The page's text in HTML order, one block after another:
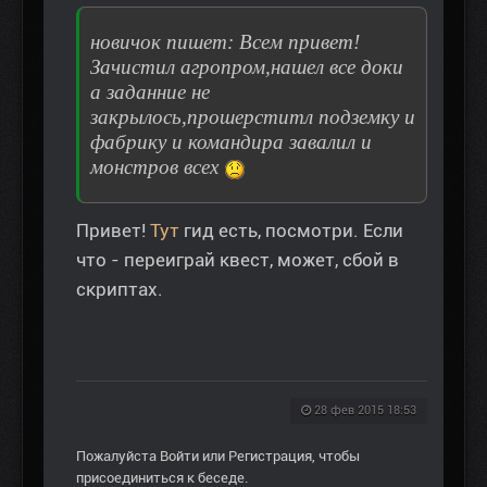
новичок пишет: Всем привет!
Зачистил агропром,нашел все доки
а заданние не
закрылось,прошерститл подземку и
фабрику и командира завалил и
монстров всех
Привет! Тут гид есть, посмотри. Если
что - переиграй квест, может, сбой в
скриптах.
28 фев 2015 18:53
Пожалуйста Войти или Регистрация , чтобы
присоединиться к беседе.